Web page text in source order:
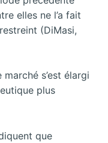
elles ne l’a fait
(DiMasi,
s’est élargi
plus
que